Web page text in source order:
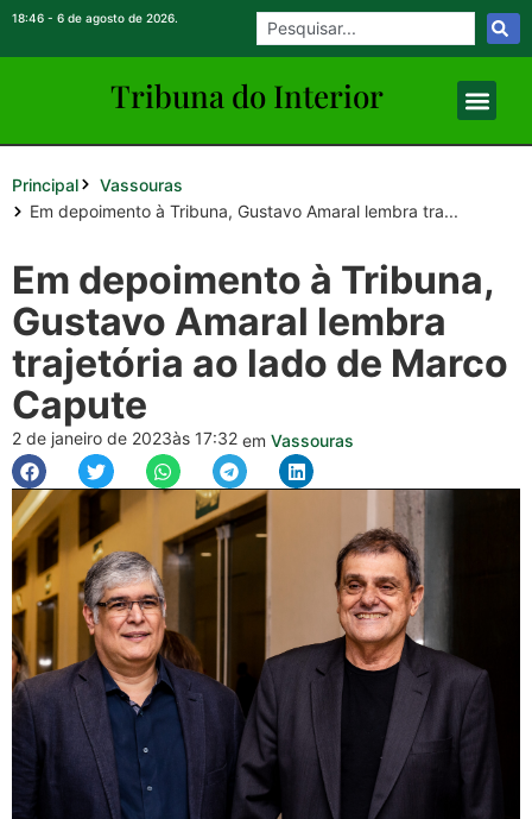
18:46 - 6 de agosto de 2026.
Tribuna do Interior
Principal
Vassouras
Em depoimento à Tribuna, Gustavo Amaral lembra tra...
Em depoimento à Tribuna,
Gustavo Amaral lembra
trajetória ao lado de Marco
Capute
2 de janeiro de 2023às 17:32 em Vassouras